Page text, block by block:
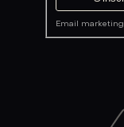
Email marketing